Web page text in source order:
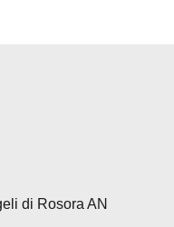
di Rosora AN